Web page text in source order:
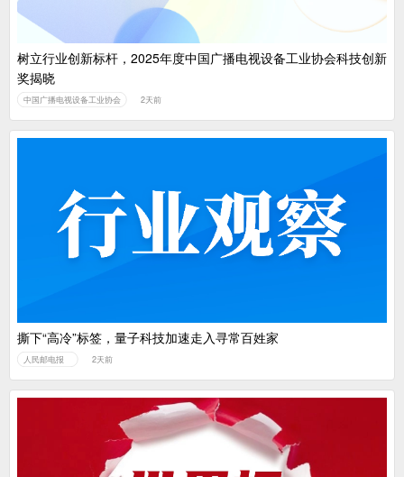
树立行业创新标杆，2025年度中国广播电视设备工业协会科技创新
奖揭晓
中国广播电视设备工业协会 2天前
撕下“高冷”标签，量子科技加速走入寻常百姓家
人民邮电报 2天前